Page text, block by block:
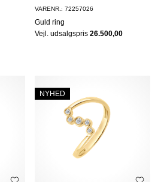
VARENR.: 72257026
Guld ring
Vejl. udsalgspris26.500,00
NYHED